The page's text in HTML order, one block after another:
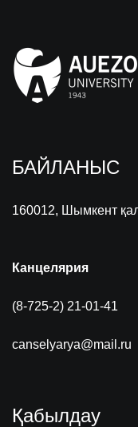
БАЙЛАНЫС
160012, Шымкент
Канцелярия
(8-725-2) 21-01-41
canselyarya@mail.ru
Қабылдау